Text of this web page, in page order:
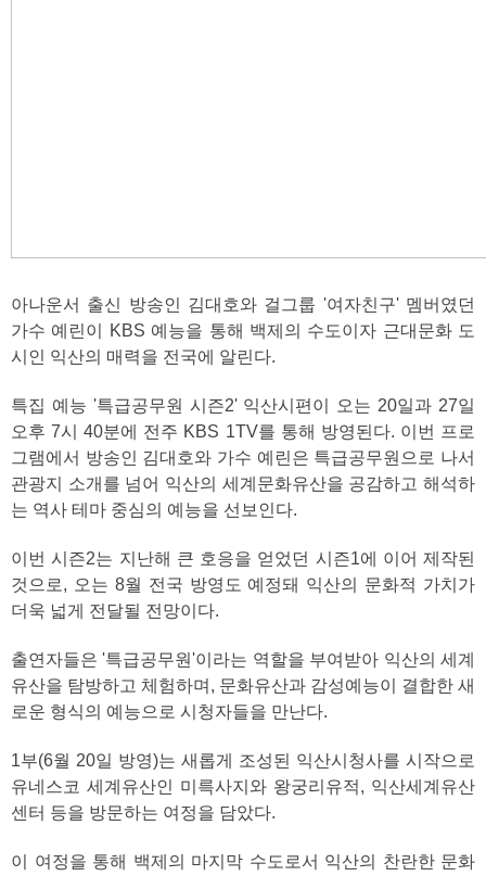
아나운서 출신 방송인 김대호와 걸그룹 '여자친구' 멤버였던
가수 예린이 KBS 예능을 통해 백제의 수도이자 근대문화 도
시인 익산의 매력을 전국에 알린다.
특집 예능 '특급공무원 시즌2' 익산시편이 오는 20일과 27일
오후 7시 40분에 전주 KBS 1TV를 통해 방영된다. 이번 프로
그램에서 방송인 김대호와 가수 예린은 특급공무원으로 나서
관광지 소개를 넘어 익산의 세계문화유산을 공감하고 해석하
는 역사 테마 중심의 예능을 선보인다.
이번 시즌2는 지난해 큰 호응을 얻었던 시즌1에 이어 제작된
것으로, 오는 8월 전국 방영도 예정돼 익산의 문화적 가치가
더욱 넓게 전달될 전망이다.
출연자들은 '특급공무원'이라는 역할을 부여받아 익산의 세계
유산을 탐방하고 체험하며, 문화유산과 감성예능이 결합한 새
로운 형식의 예능으로 시청자들을 만난다.
1부(6월 20일 방영)는 새롭게 조성된 익산시청사를 시작으로
유네스코 세계유산인 미륵사지와 왕궁리유적, 익산세계유산
센터 등을 방문하는 여정을 담았다.
이 여정을 통해 백제의 마지막 수도로서 익산의 찬란한 문화